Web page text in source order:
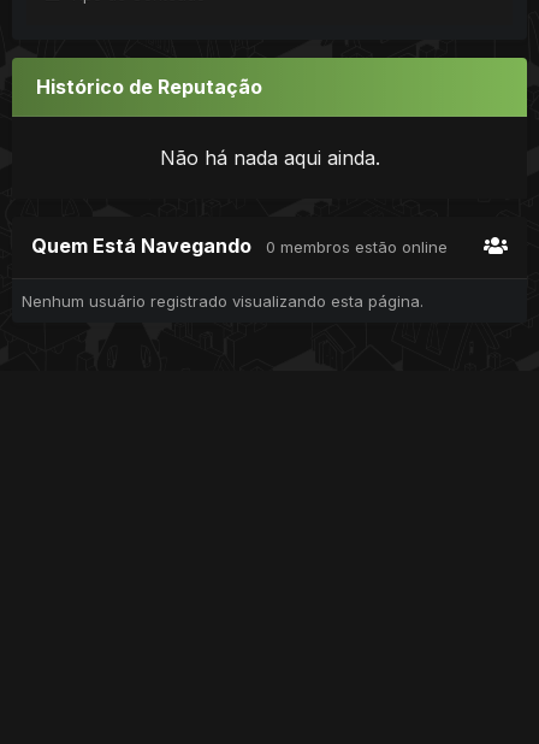
Histórico de Reputação
Não há nada aqui ainda.
Quem Está Navegando 0 membros estão online
Nenhum usuário registrado visualizando esta página.